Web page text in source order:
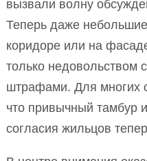
вызвали волну
Теперь даже
коридоре или на
только недовольством
штрафами. Для многих
что привычный тамбур
согласия жильцов